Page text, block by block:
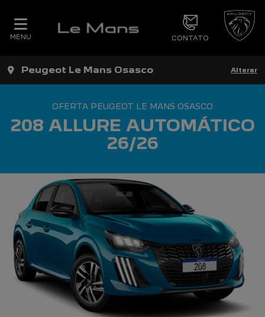
MENU CONTATO
Peugeot Le Mans Osasco Alterar
OFERTA PEUGEOT LE MANS OSASCO
208 ALLURE AUTOMÁTICO
26/26